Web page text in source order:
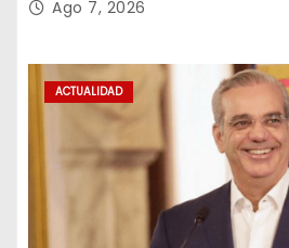
Ago 7, 2026
ACTUALIDAD